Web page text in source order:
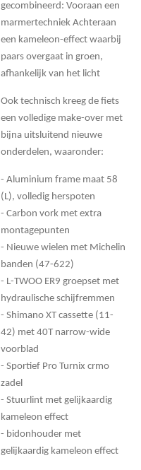
gecombineerd: Vooraan een
marmertechniek Achteraan
een kameleon-effect waarbij
paars overgaat in groen,
afhankelijk van het licht
Ook technisch kreeg de fiets
een volledige make-over met
bijna uitsluitend nieuwe
onderdelen, waaronder:
- Aluminium frame maat 58
(L), volledig herspoten
- Carbon vork met extra
montagepunten
- Nieuwe wielen met Michelin
banden (47-622)
- L-TWOO ER9 groepset met
hydraulische schijfremmen
- Shimano XT cassette (11-
42) met 40T narrow-wide
voorblad
- Sportief Pro Turnix crmo
zadel
- Stuurlint met gelijkaardig
kameleon effect
- bidonhouder met
gelijkaardig kameleon effect